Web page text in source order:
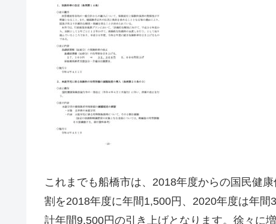
これまでも船橋市は、2018年度からの国民健
割を2018年度に年間1,500円、2020年度は年
計年間9,500円の引き上げとなります。徐々に